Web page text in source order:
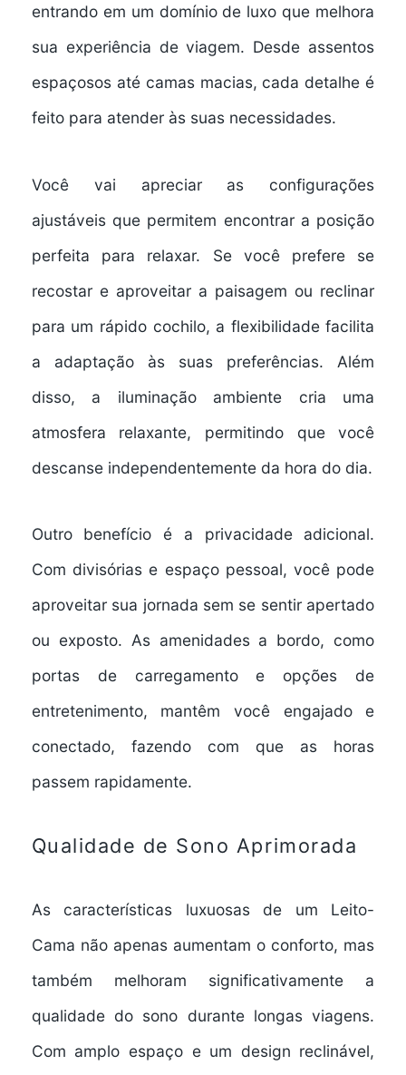
entrando em um domínio de luxo que melhora
sua experiência de viagem. Desde assentos
espaçosos até camas macias, cada detalhe é
feito para atender às suas necessidades.
Você vai apreciar as configurações
ajustáveisque permitem encontrar a posição
perfeita para relaxar. Se você prefere se
recostar e aproveitar a paisagem ou reclinar
para um rápido cochilo, a flexibilidade facilita
a adaptação às suas preferências. Além
disso, a iluminação ambiente cria uma
atmosfera relaxante, permitindo que você
descanse independentemente da hora do dia.
Outro benefício é a privacidade adicional.
Com divisórias e espaço pessoal, você pode
aproveitar sua jornada sem se sentir apertado
ou exposto. As amenidades a bordo, como
portas de carregamento e opções de
entretenimento, mantêm você engajado e
conectado, fazendo com que as horas
passem rapidamente.
Qualidade de Sono Aprimorada
As características luxuosasde um Leito-
Cama não apenas aumentam o conforto, mas
também melhoram significativamente a
qualidade do sono durante longas viagens.
Com amplo espaço e um design reclinável,